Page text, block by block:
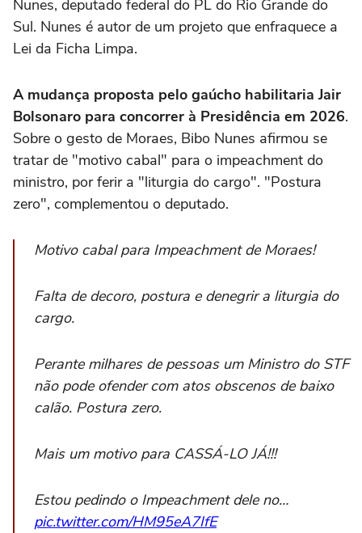
Nunes, deputado federal do PL do Rio Grande do
Sul. Nunes é autor de um projeto que enfraquece a
Lei da Ficha Limpa.
A mudança proposta pelo gaúcho habilitaria Jair
Bolsonaro para concorrer à Presidência em 2026.
Sobre o gesto de Moraes, Bibo Nunes afirmou se
tratar de "motivo cabal" para o impeachment do
ministro, por ferir a "liturgia do cargo". "Postura
zero", complementou o deputado.
Motivo cabal para Impeachment de Moraes!
Falta de decoro, postura e denegrir a liturgia do
cargo.
Perante milhares de pessoas um Ministro do STF
não pode ofender com atos obscenos de baixo
calão. Postura zero.
Mais um motivo para CASSÁ-LO JÁ!!!
Estou pedindo o Impeachment dele no…
pic.twitter.com/HM95eA7IfE